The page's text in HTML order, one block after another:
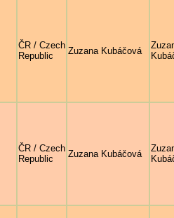
ČR / Czech
Republic
Zuzana Kubáčová
ČR / Czech
Republic
Zuzana Kubáčová